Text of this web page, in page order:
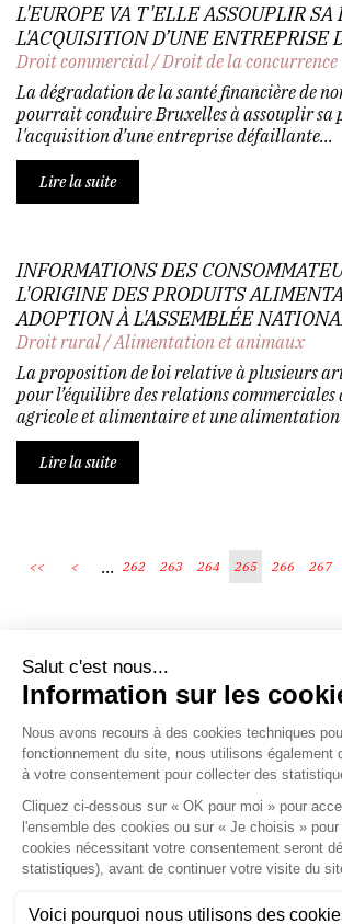
L'EUROPE VA T'ELLE ASSOUPLIR SA
L'ACQUISITION D’UNE ENTREPRISE
Droit commercial/Droit de la concurrence
La dégradation de la santé financière de
pourrait conduire Bruxelles à assouplir sa
l'acquisition d’une entreprise défaillante...
Lire la suite
INFORMATIONS DES
L'ORIGINE DES PRODUITS
ADOPTION À L'ASSEMBLÉE
Droit rural/Alimentation et animaux
La proposition de loi relative à plusieurs
pour l’équilibre des relations commerciales
agricole et alimentaire et une alimentation
Lire la suite
<< < ... 262 263 264 265 266 267
Écosystème
Carrières
Honoraires
Contacts
Mentions légales
Plan du site
Espace client